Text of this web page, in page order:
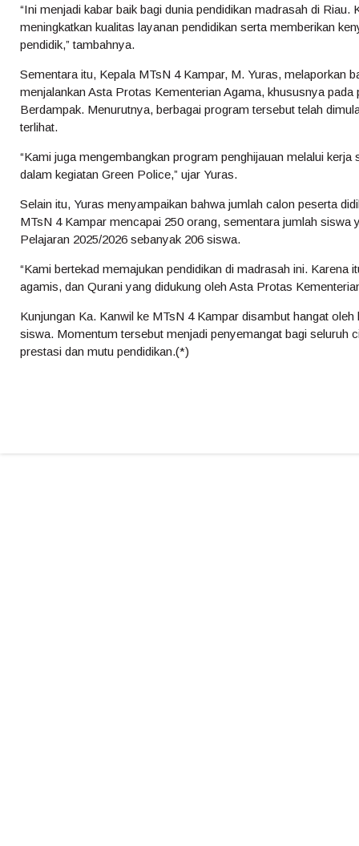
“Ini menjadi kabar baik bagi dunia pendidikan madrasah di Riau.
meningkatkan kualitas layanan pendidikan serta memberikan
pendidik,” tambahnya.
Sementara itu, Kepala MTsN 4 Kampar, M. Yuras, melaporkan
menjalankan Asta Protas Kementerian Agama, khususnya
Berdampak. Menurutnya, berbagai program tersebut telah
terlihat.
“Kami juga mengembangkan program penghijauan melalui
dalam kegiatan Green Police,” ujar Yuras.
Selain itu, Yuras menyampaikan bahwa jumlah calon peserta
MTsN 4 Kampar mencapai 250 orang, sementara jumlah siswa
Pelajaran 2025/2026 sebanyak 206 siswa.
“Kami bertekad memajukan pendidikan di madrasah ini. Karena
agamis, dan Qurani yang didukung oleh Asta Protas
Kunjungan Ka. Kanwil ke MTsN 4 Kampar disambut hangat
siswa. Momentum tersebut menjadi penyemangat bagi seluruh
prestasi dan mutu pendidikan.(*)